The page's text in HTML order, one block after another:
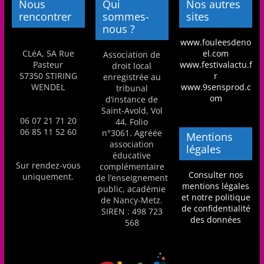
Nous
rencontrer
CLéA, 5A Rue
Pasteur
57350 STIRING
WENDEL
06 07 21 71 20
06 85 11 52 60
Sur rendez-vous
uniquement.
Qui
sommes-
nous ?
Association de
droit local
enregistrée au
tribunal
d’instance de
Saint-Avold, Vol
44, Folio
n°3061. Agréée
association
éducative
complémentaire
de l’enseignement
public, académie
de Nancy-Metz.
SIREN : 498 723
568
Nos autres
sites
www.fouleesdeno
el.com
www.festivalactu.f
r
www.9sensprod.c
om
Mentions
légales
Consulter nos
mentions légales
et notre politique
de confidentialité
des données